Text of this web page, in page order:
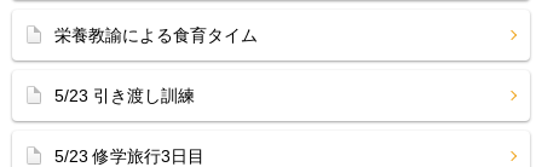
栄養教諭による食育タイム
5/23 引き渡し訓練
5/23 修学旅行3日目